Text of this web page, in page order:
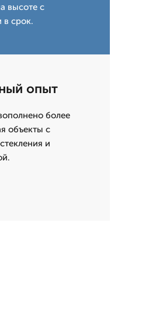
высоте с
в срок.
опыт
более
объекты с
и